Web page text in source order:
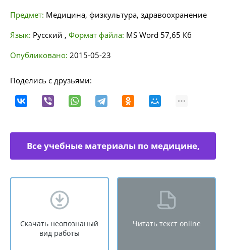
Предмет: Медицина, физкультура, здравоохранение
Язык: Русский , Формат файла: MS Word 57,65 Кб
Опубликовано: 2015-05-23
Поделись с друзьями:
Все учебные материалы по медицине,
Скачать неопознаный
вид работы
Читать текст online